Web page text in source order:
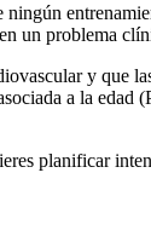
un problema
y que
a la
planificar